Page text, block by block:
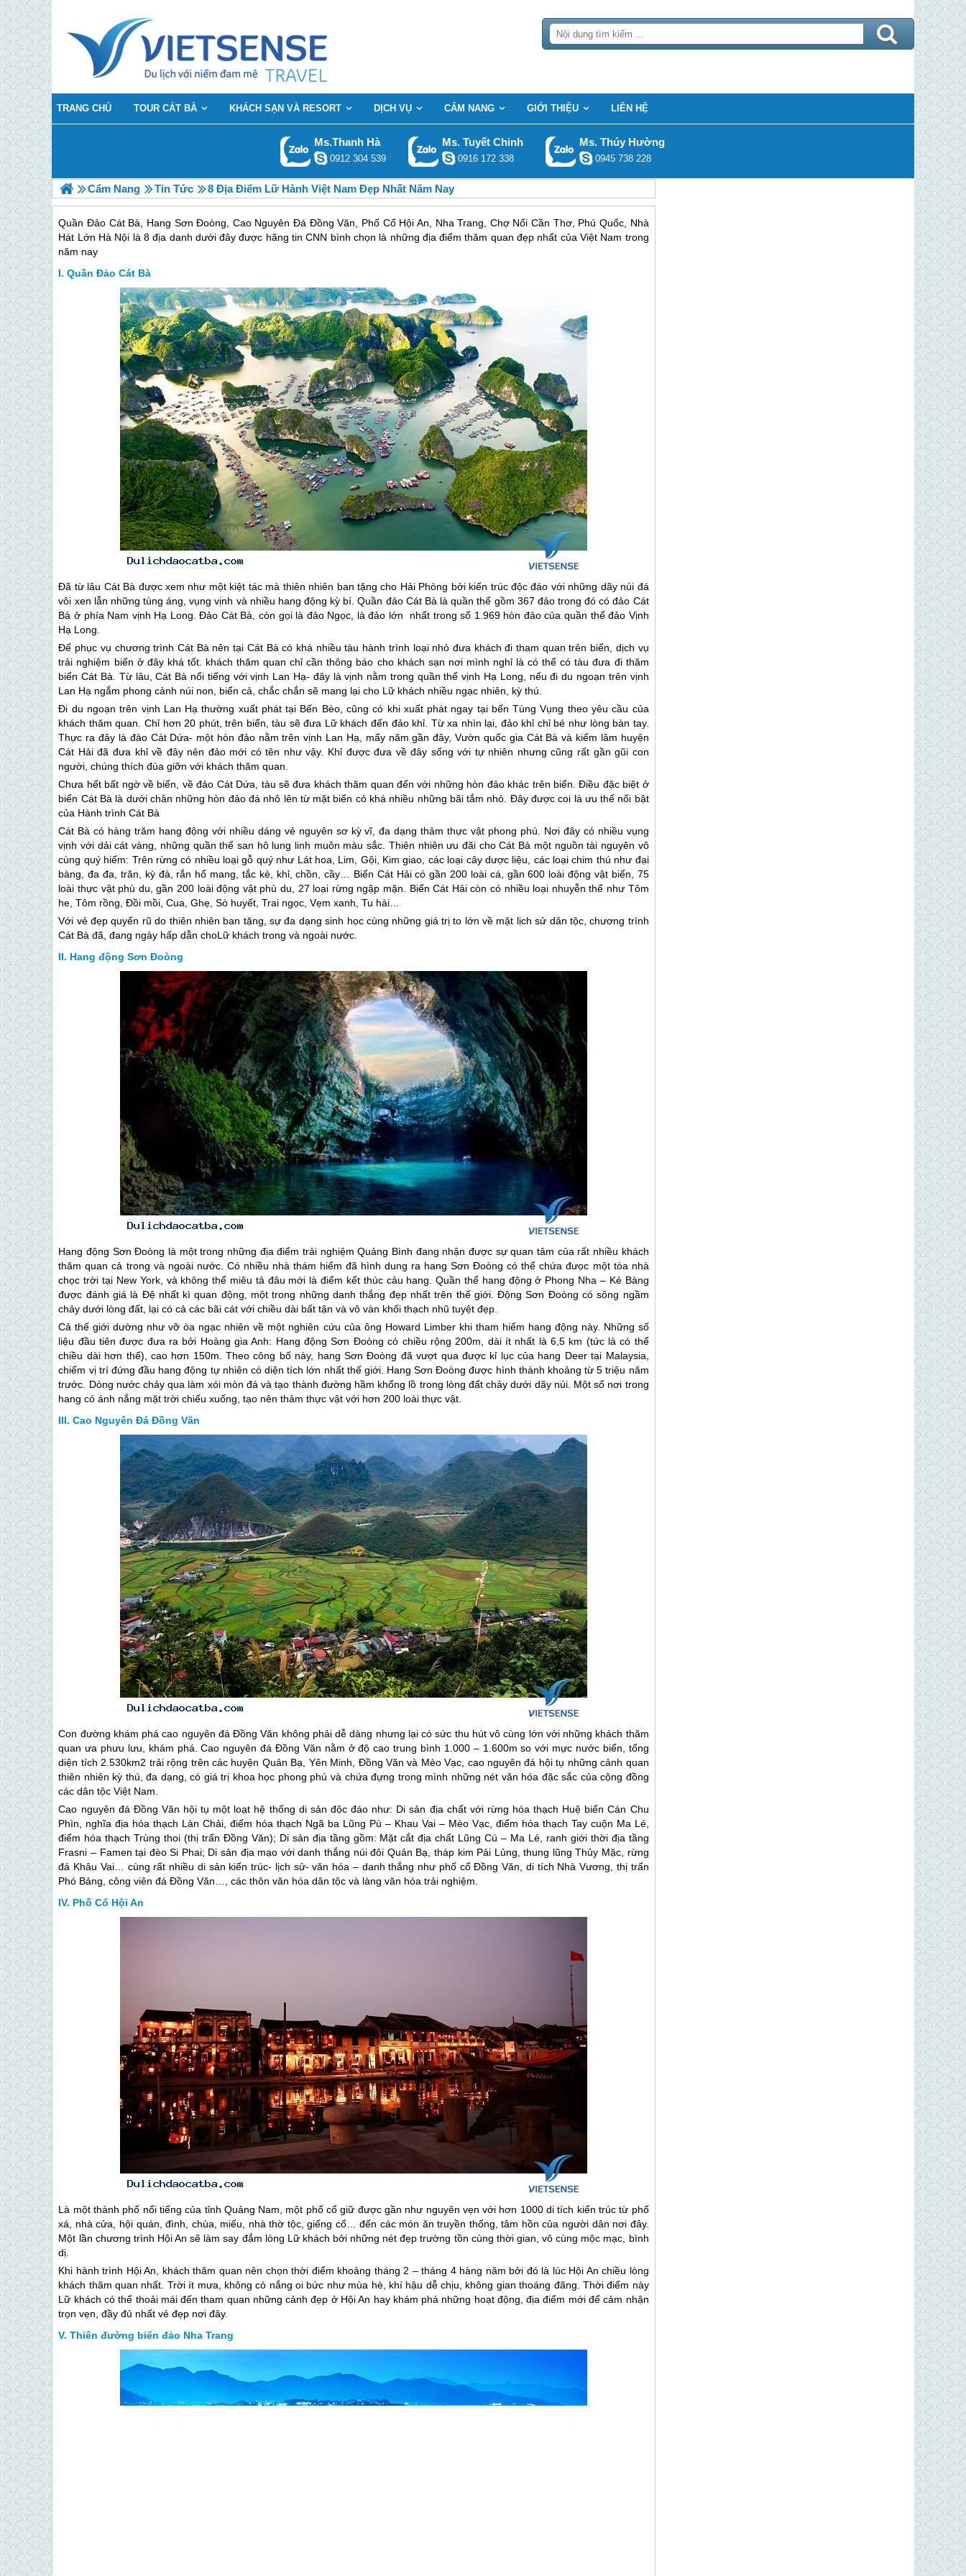
TRANG CHỦ TOUR CÁT BÀ KHÁCH SẠN VÀ RESORT DỊCH VỤ CẨM NANG GIỚI THIỆU LIÊN HỆ
Ms.Thanh Hà
0912 304 539
Ms. Tuyết Chinh
0916 172 338
Ms. Thúy Hường
0945 738 228
Cẩm Nang Tin Tức 8 Địa Điểm Lữ Hành Việt Nam Đẹp Nhất Năm Nay
Quần Đảo Cát Bà, Hang Sơn Đoòng, Cao Nguyên Đá Đồng Văn, Phố Cổ Hội An, Nha Trang, Chợ Nổi Cần Thơ, Phú Quốc, Nhà
Hát Lớn Hà Nội là 8 địa danh dưới đây được hãng tin CNN bình chọn là những địa điểm thăm quan đẹp nhất của Việt Nam trong
năm nay
Quần Đảo Cát Bà
Đã từ lâu Cát Bà được xem như một kiệt tác mà thiên nhiên ban tặng cho Hải Phòng bởi kiến trúc độc đáo với những dãy núi đá
vôi xen lẫn những tùng áng, vụng vịnh và nhiều hang động kỳ bí. Quần đảo Cát Bàlà quần thể gồm 367 đảo trong đó cóđảo Cát
Bà ở phía Nam vịnh Hạ Long.Đảo Cát Bà, còn gọi là đảo Ngọc, là đảo lớn nhất trong số 1.969 hòn đảo của quần thể đảo Vịnh
Hạ Long.
Để phục vụ chương trình Cát Bànên tại Cát Bàcó khá nhiều tàu hành trình loại nhỏ đưa khách đi tham quan trên biển, dịch vụ
trải nghiệm biển ở đây khá tốt. khách thăm quan chỉ cần thông báo cho khách sạn nơi mình nghỉ là có thể có tàu đưa đi thăm
biểnCát Bà. Từ lâu,Cát Bà nổi tiếng với vịnh Lan Hạ- đây là vịnh nằm trong quần thể vịnh Hạ Long, nếu đi du ngoạn trên vịnh
Lan Hạ ngắm phong cảnh núi non, biển cả, chắc chắn sẽ mang lại cho Lữ khách nhiều ngạc nhiên, kỳ thú.
Đi du ngoạn trên vịnh Lan Hạ thường xuất phát tại Bến Bèo, cũng có khi xuất phát ngay tại bến Tùng Vụng theo yêu cầu của
khách thăm quan. Chỉ hơn 20 phút, trên biển, tàu sẽ đưa Lữ khách đến đảo khỉ. Từ xa nhìn lại, đảo khỉ chỉ bé như lòng bàn tay.
Thực ra đây là đảo Cát Dứa- một hòn đảo nằm trên vịnh Lan Hạ, mấy năm gần đây, Vườn quốc gia Cát Bà và kiểm lâm huyện
Cát Hải đã đưa khỉ về đây nên đảo mới có tên như vậy. Khỉ được đưa về đây sống với tự nhiên nhưng cũng rất gần gũi con
người, chúng thích đùa giỡn với khách thăm quan.
Chưa hết bất ngờ về biển, về đảo Cát Dứa, tàu sẽ đưa khách thăm quan đến với những hòn đảo khác trên biển. Điều đặc biệt ở
biển Cát Bàlà dưới chân những hòn đảo đá nhô lên từ mặt biển có khá nhiều những bãi tắm nhỏ. Đây được coi là ưu thế nổi bật
của Hành trìnhCát Bà
Cát Bà có hàng trăm hang động với nhiều dáng vẻ nguyên sơ kỳ vĩ, đa dạng thảm thực vật phong phú. Nơi đây có nhiều vụng
vịnh với dải cát vàng, những quần thể san hô lung linh muôn màu sắc. Thiên nhiên ưu đãi choCát Bà một nguồn tài nguyên vô
cùng quý hiếm: Trên rừng có nhiều loại gỗ quý như Lát hoa, Lim, Gội, Kim giao, các loại cây dược liệu, các loại chim thú như đại
bàng, đa đa, trăn, kỳ đà, rắn hổ mang, tắc kè, khỉ, chồn, cầy… Biển Cát Hải có gần 200 loài cá, gần 600 loài động vật biển, 75
loài thực vật phù du, gần 200 loài động vật phù du, 27 loại rừng ngập mặn. Biển Cát Hải còn có nhiều loại nhuyễn thể như Tôm
he, Tôm rồng, Đồi mồi, Cua, Ghẹ, Sò huyết, Trai ngọc, Vẹm xanh, Tu hài…
Với vẻ đẹp quyến rũ do thiên nhiên ban tặng, sự đa dạng sinh học cùng những giá trị to lớn về mặt lịch sử dân tộc, chương trình
Cát Bà đã, đang ngày hấp dẫn choLữ khách trong và ngoài nước.
Hang động Sơn Đoòng
Hang động Sơn Đoòng là một trong những địa điểm trải nghiệm Quảng Bình đang nhận được sự quan tâm của rất nhiều khách
thăm quan cả trong và ngoài nước. Có nhiều nhà thám hiểm đã hình dung ra hang Sơn Đoòng có thể chứa đưọc một tòa nhà
chọc trời tại New York, và không thể miêu tả đâu mới là điểm kết thúc cảu hang. Quần thể hang động ở Phong Nha – Kẻ Bàng
được đánh giá là Đệ nhất kì quan động, một trong những danh thắng đẹp nhất trên thế giới. Động Sơn Đoòng có sông ngầm
chảy dưới lòng đất, lại có cả các bãi cát với chiều dài bất tận và vô vàn khối thạch nhũ tuyệt đẹp.
Cả thế giới dường như vỡ òa ngạc nhiên về một nghiên cứu của ông Howard Limber khi tham hiểm hang động này. Những số
liệu đầu tiên được đưa ra bởi Hoàng gia Anh: Hang động Sơn Đoòng có chiều rộng 200m, dài ít nhất là 6,5 km (tức là có thể
chiều dài hơn thế), cao hơn 150m. Theo công bố này, hang Sơn Đoòng đã vượt qua được kỉ lục của hang Deer tại Malaysia,
chiếm vị trí đứng đầu hang động tự nhiên có diện tích lớn nhất thế giới. Hang Sơn Đoòng được hình thành khoảng từ 5 triệu năm
trước. Dòng nước chảy qua làm xói mòn đá và tạo thành đường hầm khổng lồ trong lòng đất chảy dưới dãy núi. Một số nơi trong
hang có ánh nắng mặt trời chiếu xuống, tạo nên thảm thực vật với hơn 200 loài thực vật.
Cao Nguyên Đá Đồng Văn
Con đường khám phá cao nguyên đá Đồng Văn không phải dễ dàng nhưng lại có sức thu hút vô cùng lớn với những khách thăm
quan ưa phưu lưu, khám phá. Cao nguyên đá Đồng Văn nằm ở độ cao trung bình 1.000 – 1.600m so với mực nước biển, tổng
diện tích 2.530km2 trải rộng trên các huyện Quản Bạ, Yên Minh, Đồng Văn và Mèo Vạc, cao nguyên đá hội tụ những cảnh quan
thiên nhiên kỳ thú, đa dạng, có giá trị khoa học phong phú và chứa đựng trong mình những nét văn hóa đặc sắc của cộng đồng
các dân tộc Việt Nam.
Cao nguyên đá Đồng Văn hội tụ một loạt hệ thống di sản độc đáo như: Di sản địa chất với rừng hóa thạch Huệ biển Cán Chu
Phìn, nghĩa địa hóa thạch Làn Chải, điểm hóa thạch Ngã ba Lũng Pù – Khau Vai – Mèo Vạc, điểm hóa thạch Tay cuộn Ma Lé,
điểm hóa thạch Trùng thoi (thị trấn Đồng Văn); Di sản địa tầng gồm: Mặt cắt địa chất Lũng Cú – Ma Lé, ranh giới thời địa tầng
Frasni – Famen tại đèo Si Phai; Di sản địa mạo với danh thắng núi đôi Quản Bạ, tháp kim Pải Lủng, thung lũng Thủy Mặc, rừng
đá Khâu Vai… cùng rất nhiều di sản kiến trúc- lịch sử- văn hóa – danh thắng như phố cổ Đồng Văn, di tích Nhà Vương, thị trấn
Phó Bảng, công viên đá Đồng Văn…, các thôn văn hóa dân tộc và làng văn hóa trải nghiệm.
Phố Cổ Hội An
Là một thành phố nổi tiếng của tỉnh Quảng Nam, một phố cổ giữ được gần như nguyên vẹn với hơn 1000 di tích kiến trúc từ phố
xá, nhà cửa, hội quán, đình, chùa, miếu, nhà thờ tộc, giếng cổ… đến các món ăn truyền thống, tâm hồn của người dân nơi đây.
Một lần chương trình Hội An sẽ làm say đắm lòng Lữ khách bởi những nét đẹp trường tồn cùng thời gian, vô cùng mộc mạc, bình
dị.
Khi hành trình Hội An, khách thăm quan nên chọn thời điểm khoảng tháng 2 – tháng 4 hàng năm bởi đó là lúc Hội An chiều lòng
khách thăm quan nhất. Trời ít mưa, không có nắng oi bức như mùa hè, khí hậu dễ chịu, không gian thoáng đãng. Thời điểm này
Lữ khách có thể thoải mái đến tham quan những cảnh đẹp ở Hội An hay khám phá những hoạt động, địa điểm mới để cảm nhận
trọn vẹn, đầy đủ nhất vẻ đẹp nơi đây.
Thiên đường biển đảo Nha Trang